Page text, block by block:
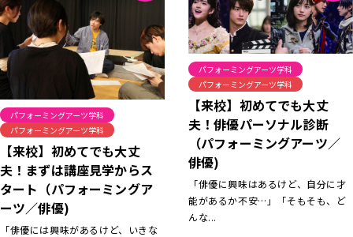
パフォーミングアーツ学科
パフォーミングアーツ学科
【来校】初めてでも大丈
夫！まずは講座見学からス
タート（パフォーミングア
ーツ／俳優)
「俳優には興味があるけど、いきな
パフォーミングアーツ学科
パフォーミングアーツ学科
【来校】初めてでも大丈
夫！俳優パーソナル診断
（パフォーミングアーツ／
俳優)
「俳優に興味はあるけど、自分に才
能があるか不安…」「そもそも、ど
んな...